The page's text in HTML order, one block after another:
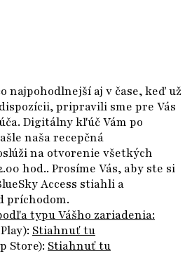
najpohodlnejší aj v čase, keď už
, pripravili sme pre Vás
Digitálny kľúč Vám po
naša recepčná
na otvorenie všetkých
hod.. Prosíme Vás, aby ste si
Access stiahli a
príchodom.
typu Vášho zariadenia:
Stiahnuť tu
Store): Stiahnuť tu